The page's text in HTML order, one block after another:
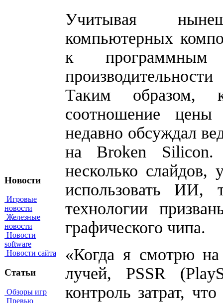
Новости
Игровые
новости
Железные
новости
Новости
software
Новости сайта
Статьи
Обзоры игр
Превью
Учитывая
компьютерных
к
Таким образом,
соотношение цены
недавно обсуждал
на Broken Silicon.
несколько
использовать ИИ,
технологии
графического чипа.
«Когда я смотрю
лучей, PSSR
контроль затрат,